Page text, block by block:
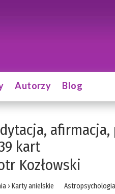
Autorzy Blog
kart
Kozłowski
› Karty anielskie
Astropsychologia